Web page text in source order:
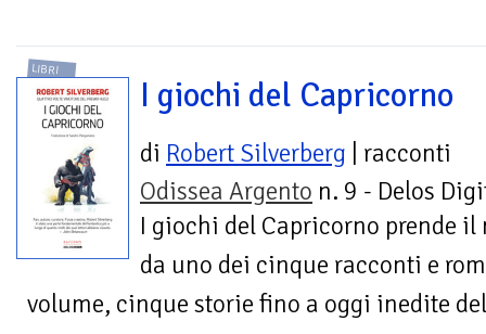
LIBRI
I giochi del Capricorno
di Robert Silverberg | racconti
Odissea Argento n. 9 - Delos
I giochi del Capricorno prende il
da uno dei cinque racconti e
volume, cinque storie fino a oggi inedite